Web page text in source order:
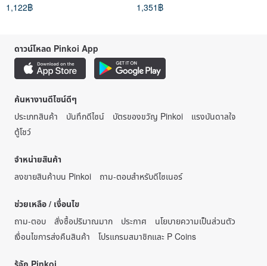
1,122฿
1,351฿
ดาวน์โหลด Pinkoi App
ค้นหางานดีไซน์ดีๆ
ประเภทสินค้า
บันทึกดีไซน์ บัตรของขวัญ Pinkoi
แรงบันดาลใจ
ตู้โชว์
จำหน่ายสินค้า
ลงขายสินค้าบน Pinkoi
ถาม-ตอบสำหรับดีไซเนอร์
ช่วยเหลือ / เงื่อนไข
ถาม-ตอบ
สั่งซื้อปริมาณมาก ประกาศ
นโยบายความเป็นส่วนตัว
เงื่อนไขการส่งคืนสินค้า
โปรแกรมสมาชิกและ P Coins
รู้จัก Pinkoi